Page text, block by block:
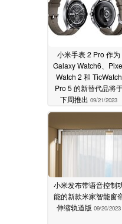
小米手表 2 Pro 作为
Galaxy Watch6、
Watch 2 和 TicWatch
Pro 5 的新替代品将
下周推出 09/21/2023
小米发布带语音控制
能的新款米家智能窗
伸缩轨道版 09/20/2023